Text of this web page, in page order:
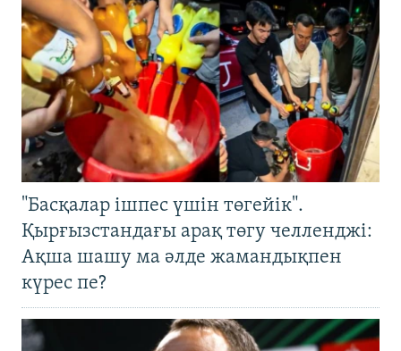
"Басқалар ішпес үшін төгейік".
Қырғызстандағы арақ төгу челленджі:
Ақша шашу ма әлде жамандықпен
күрес пе?